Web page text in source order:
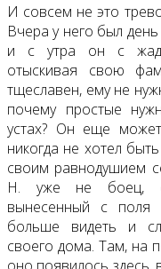
И совсем не это
Вчера у него был
и с утра он с
отыскивая свою
тщеславен, ему не
почему простые
устах? Он еще
никогда не хотел
своим равнодушием
Н. уже не боец,
вынесенный с поля
больше видеть и
своего дома. Там, на